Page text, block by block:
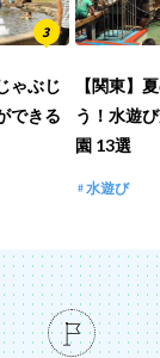
ゃぶじ
できる
【関東】
う！水遊
園 13選
水遊び